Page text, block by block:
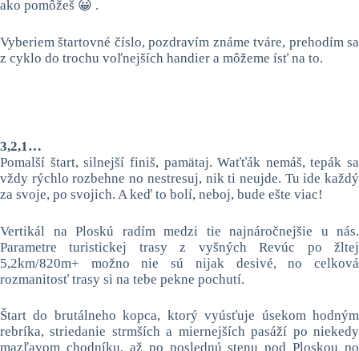
ako pomôžeš 😀 .
Vyberiem štartovné číslo, pozdravím známe tváre, prehodím sa
z cyklo do trochu voľnejších handier a môžeme ísť na to.
3,2,1…
Pomalší štart, silnejší finiš, pamätaj. Waťťák nemáš, tepák sa
vždy rýchlo rozbehne no nestresuj, nik ti neujde. Tu ide každý
za svoje, po svojich. A keď to bolí, neboj, bude ešte viac!
Vertikál na Ploskú radím medzi tie najnáročnejšie u nás.
Parametre turistickej trasy z vyšných Revúc po žltej
5,2km/820m+ možno nie sú nijak desivé, no celková
rozmanitosť trasy si na tebe pekne pochutí.
Štart do brutálneho kopca, ktorý vyúsťuje úsekom hodným
rebríka, striedanie strmších a miernejších pasáží po niekedy
mazľavom chodníku, až po poslednú stenu pod Ploskou po